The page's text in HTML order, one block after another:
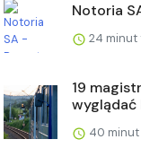
Notoria
24 minut
19
wyglądać
40